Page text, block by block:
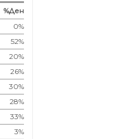
%Ден
0%
52%
20%
26%
30%
28%
33%
3%